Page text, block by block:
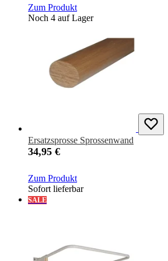
Zum Produkt
Noch 4 auf Lager
Ersatzsprosse Sprossenwand
34,95 €
Zum Produkt
Sofort lieferbar
SALE